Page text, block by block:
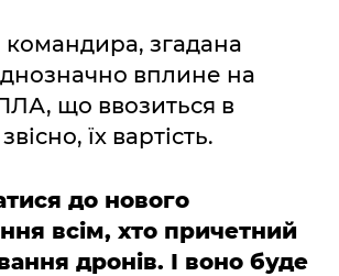
згадана
вплине на
що ввозиться в
їх вартість.
до нового
всім, хто причетний
дронів. І воно буде